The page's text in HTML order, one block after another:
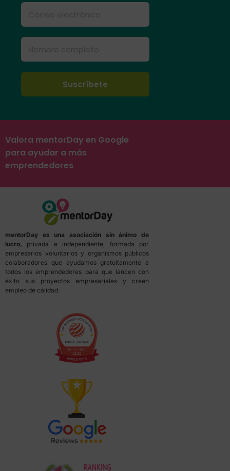
Valora mentorDay en Google
para ayudar a más
emprendedores
mentorDay es una asociación sin ánimo de
lucro, privada e independiente, formada por
empresarios voluntarios y organismos públicos
colaboradores que ayudamos gratuitamente a
todos los emprendedores para que lancen con
éxito sus proyectos empresariales y creen
empleo de calidad.